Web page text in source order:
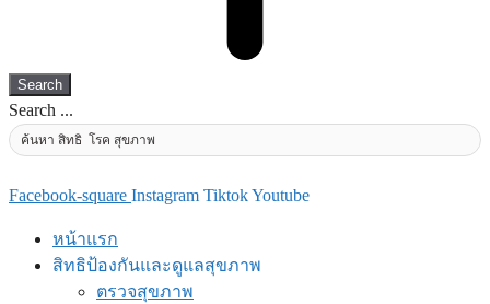
Search
Search ...
Facebook-square Instagram TiktokYoutube
หน้าแรก
สิทธิป้องกันและดูแลสุขภาพ
ตรวจสุขภาพ